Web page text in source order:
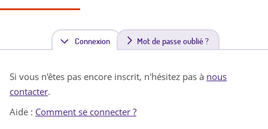
Connexion(
n
Mot de passe oublié ?
Si vous n'êtes pas encore inscrit, n'hésitez pas à nous
contacter.
Aide : Comment se connecter ?